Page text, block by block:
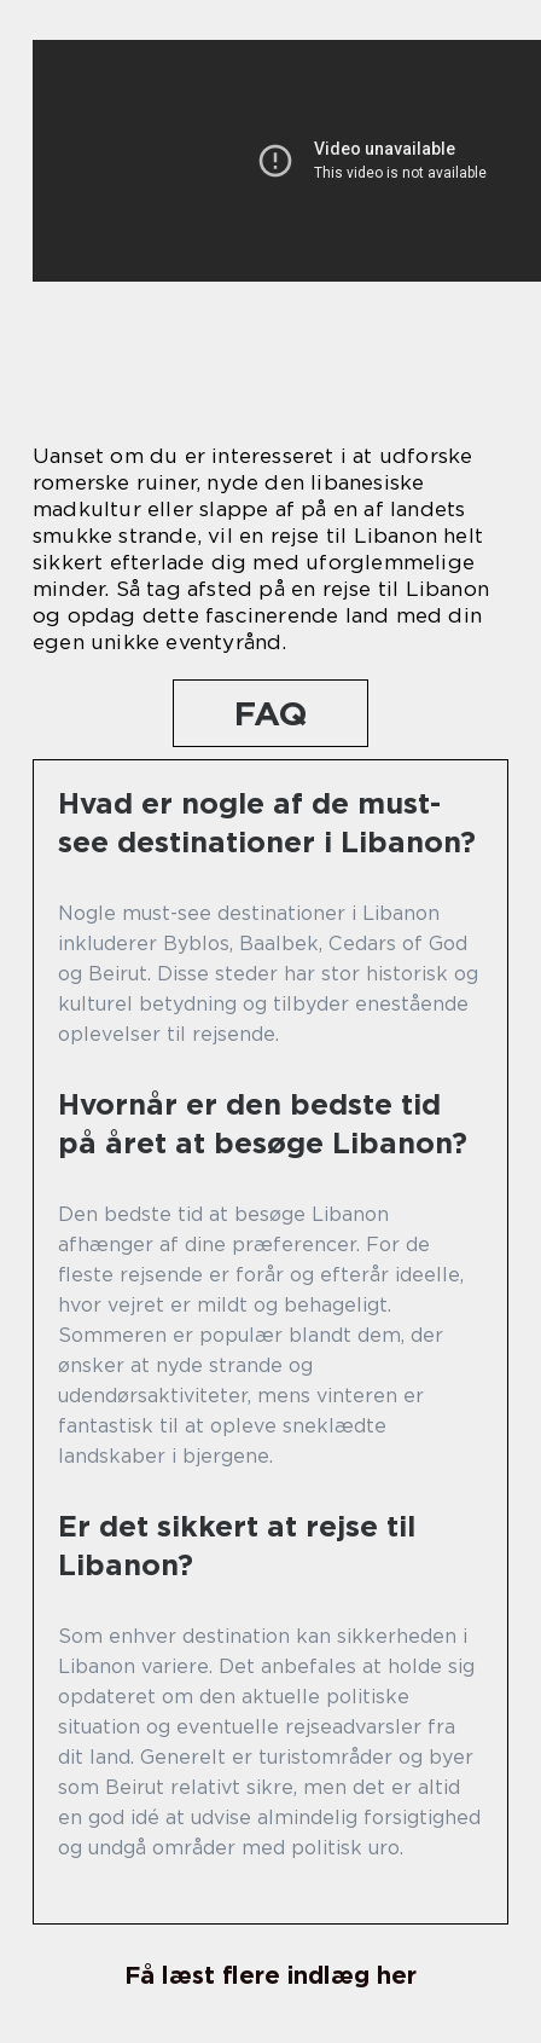
Uanset om du er interesseret i at udforske
romerske ruiner, nyde den libanesiske
madkultur eller slappe af på en af landets
smukke strande, vil en rejse til Libanon helt
sikkert efterlade dig med uforglemmelige
minder. Så tag afsted på en rejse til Libanon
og opdag dette fascinerende land med din
egen unikke eventyrånd.
FAQ
Hvad er nogle af de must-
see destinationer i Libanon?
Nogle must-see destinationer i Libanon
inkluderer Byblos, Baalbek, Cedars of God
og Beirut. Disse steder har stor historisk og
kulturel betydning og tilbyder enestående
oplevelser til rejsende.
Hvornår er den bedste tid
på året at besøge Libanon?
Den bedste tid at besøge Libanon
afhænger af dine præferencer. For de
fleste rejsende er forår og efterår ideelle,
hvor vejret er mildt og behageligt.
Sommeren er populær blandt dem, der
ønsker at nyde strande og
udendørsaktiviteter, mens vinteren er
fantastisk til at opleve sneklædte
landskaber i bjergene.
Er det sikkert at rejse til
Libanon?
Som enhver destination kan sikkerheden i
Libanon variere. Det anbefales at holde sig
opdateret om den aktuelle politiske
situation og eventuelle rejseadvarsler fra
dit land. Generelt er turistområder og byer
som Beirut relativt sikre, men det er altid
en god idé at udvise almindelig forsigtighed
og undgå områder med politisk uro.
Få læst flere indlæg her